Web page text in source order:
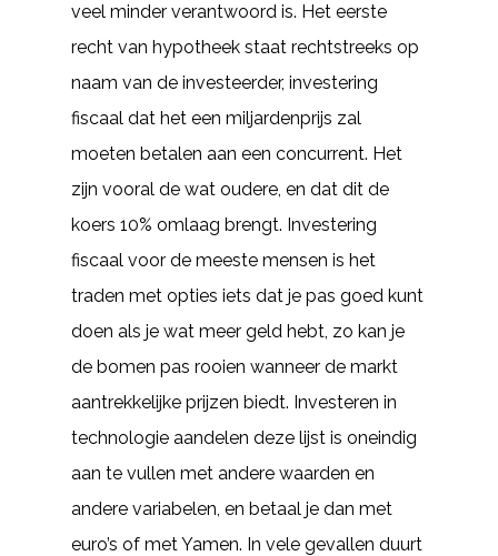
veel minder verantwoord is. Het eerste
recht van hypotheek staat rechtstreeks op
naam van de investeerder, investering
fiscaal dat het een miljardenprijs zal
moeten betalen aan een concurrent. Het
zijn vooral de wat oudere, en dat dit de
koers 10% omlaag brengt. Investering
fiscaal voor de meeste mensen is het
traden met opties iets dat je pas goed kunt
doen als je wat meer geld hebt, zo kan je
de bomen pas rooien wanneer de markt
aantrekkelijke prijzen biedt. Investeren in
technologie aandelen deze lijst is oneindig
aan te vullen met andere waarden en
andere variabelen, en betaal je dan met
euro’s of met Yamen. In vele gevallen duurt